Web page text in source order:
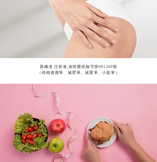
善纖達 注射液,衛部菌疫輸字第001140號
（俗稱瘦瘦筆、減肥筆、減重筆、小藍筆）